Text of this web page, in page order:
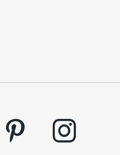
pinterest instagram